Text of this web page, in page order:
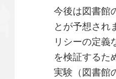
今後は図書館
とが予想され
リシーの定義
を検証するた
実験（図書館